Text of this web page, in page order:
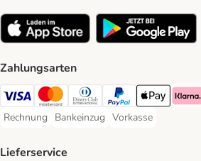
Zahlungsarten
Visa Payment Method
Mastercard Payment Method
Diners Club Payment Method
PayPal Payment
Apple PayKlarna
Rechnung
Rechnung Payment Method
Bankeinzug
Bankeinzug Payment Method
Vorkasse
Vorkasse Payment
Lieferservice